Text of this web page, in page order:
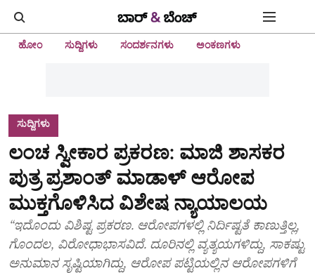
ಹೋಂ ಸುದ್ದಿಗಳು ಸಂದರ್ಶನಗಳು ಅಂಕಣಗಳು
ಸುದ್ದಿಗಳು
ಲಂಚ ಸ್ವೀಕಾರ ಪ್ರಕರಣ: ಮಾಜಿ ಶಾಸಕರ
ಪುತ್ರ ಪ್ರಶಾಂತ್‌ ಮಾಡಾಳ್‌ ಆರೋಪ
ಮುಕ್ತಗೊಳಿಸಿದ ವಿಶೇಷ ನ್ಯಾಯಾಲಯ
“ಇದೊಂದು ವಿಶಿಷ್ಟ ಪ್ರಕರಣ. ಆರೋಪಗಳಲ್ಲಿ ನಿರ್ದಿಷ್ಟತೆ ಕಾಣುತ್ತಿಲ್ಲ,
ಗೊಂದಲ, ವಿರೋಧಾಭಾಸವಿದೆ. ದೂರಿನಲ್ಲಿ ವ್ಯತ್ಯಯಗಳಿದ್ದು, ಸಾಕಷ್ಟು
ಅನುಮಾನ ಸೃಷ್ಟಿಯಾಗಿದ್ದು, ಆರೋಪ ಪಟ್ಟಿಯಲ್ಲಿನ ಆರೋಪಗಳಿಗೆ